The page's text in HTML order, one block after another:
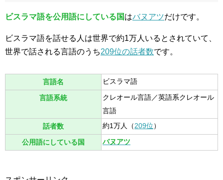
ビスラマ語を公用語にしている国はバヌアツだけです。
ビスラマ語を話せる人は世界で約1万人いるとされていて、
世界で話される言語のうち209位の話者数です。
言語名 ビスラマ語
言語系統
クレオール言語／英語系クレオール
言語
話者数 約1万人（209位）
公用語にしている国 バヌアツ